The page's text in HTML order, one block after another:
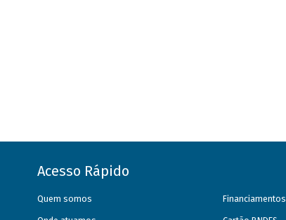
Acesso Rápido
Quem somos Financiamentos